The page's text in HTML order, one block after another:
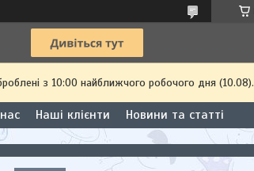
з 10:00 найближчого робочого дня (10.08).
Наші клієнти Новини та статті